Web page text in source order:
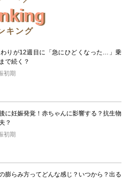
キング
わりが12週目に「急にひどくなった…」乗
で続く？
初期
に妊娠発覚！赤ちゃんに影響する？抗生物
？
初期
膨らみ方ってどんな感じ？いつから？出る